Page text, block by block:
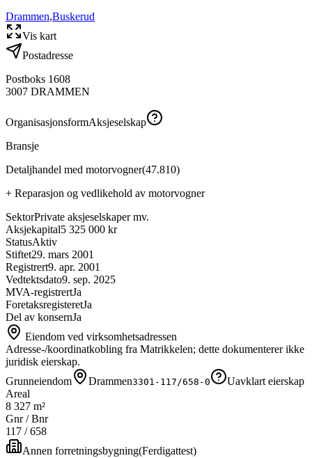
Drammen,Buskerud
Vis kart
Postadresse
Postboks 1608
3007 DRAMMEN
OrganisasjonsformAksjeselskap
Bransje
Detaljhandel med motorvogner(47.810)
+ Reparasjon og vedlikehold av motorvogner
SektorPrivate aksjeselskaper mv.
Aksjekapital5 325 000 kr
StatusAktiv
Stiftet29. mars 2001
Registrert9. apr. 2001
Vedtektsdato9. sep. 2025
MVA-registrertJa
ForetaksregisteretJa
Del av konsernJa
Eiendom ved virksomhetsadressen
Adresse-/koordinatkobling fra Matrikkelen; dette dokumenterer ikke
juridisk eierskap.
Grunneiendom
Drammen3301-117/658-0
Uavklart eierskap
Areal
8 327 m²
Gnr / Bnr
117 /658
Annen forretningsbygning(Ferdigattest)